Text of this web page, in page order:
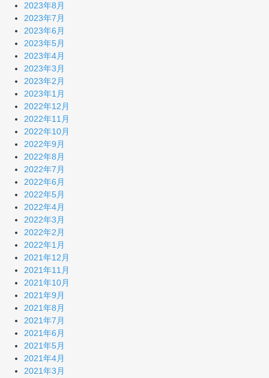
2023年8月
2023年7月
2023年6月
2023年5月
2023年4月
2023年3月
2023年2月
2023年1月
2022年12月
2022年11月
2022年10月
2022年9月
2022年8月
2022年7月
2022年6月
2022年5月
2022年4月
2022年3月
2022年2月
2022年1月
2021年12月
2021年11月
2021年10月
2021年9月
2021年8月
2021年7月
2021年6月
2021年5月
2021年4月
2021年3月